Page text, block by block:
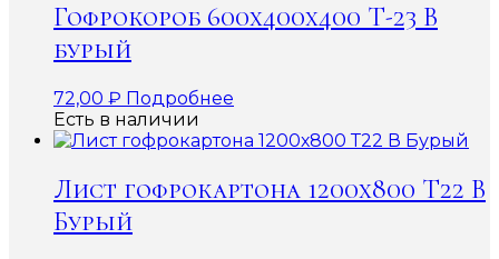
Гофрокороб 600x400x400 Т-23 В
бурый
72,00 ₽ Подробнее
Есть в наличии
Лист гофрокартона 1200х800 Т22 В
Бурый